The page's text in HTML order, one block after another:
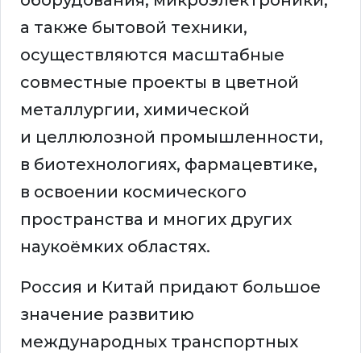
а также бытовой техники,
осуществляются масштабные
совместные проекты в цветной
металлургии, химической
и целлюлозной промышленности,
в биотехнологиях, фармацевтике,
в освоении космического
пространства и многих других
наукоёмких областях.
Россия и Китай придают большое
значение развитию
международных транспортных